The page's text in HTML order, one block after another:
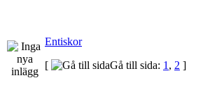
Entiskor
[
Gå till sida: 1 , 2 ]